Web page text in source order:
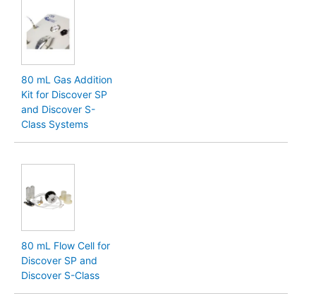
80 mL Gas Addition
Kit for Discover SP
and Discover S-
Class Systems
80 mL Flow Cell for
Discover SP and
Discover S-Class